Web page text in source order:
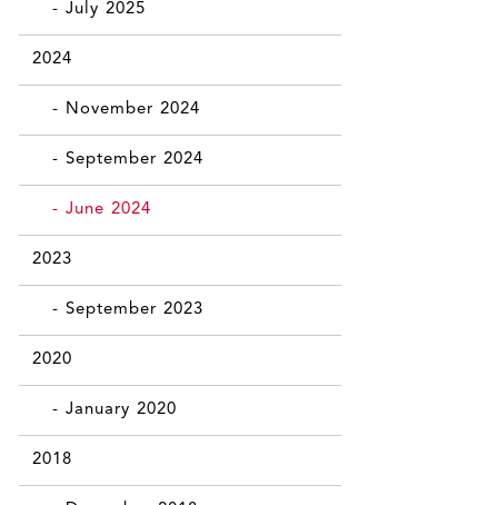
- July 2025
2024
- November 2024
- September 2024
- June 2024
2023
- September 2023
2020
- January 2020
2018